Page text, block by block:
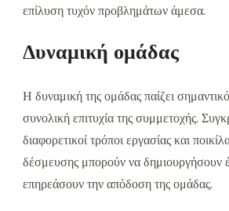
επίλυση τυχόν προβλημάτων άμεσα.
Δυναμική ομάδας
Η δυναμική της ομάδας παίζει
συνολική επιτυχία της συμμετοχής.
διαφορετικοί τρόποι εργασίας και
δέσμευσης μπορούν να δημιουργήσουν
επηρεάσουν την απόδοση της ομάδας.